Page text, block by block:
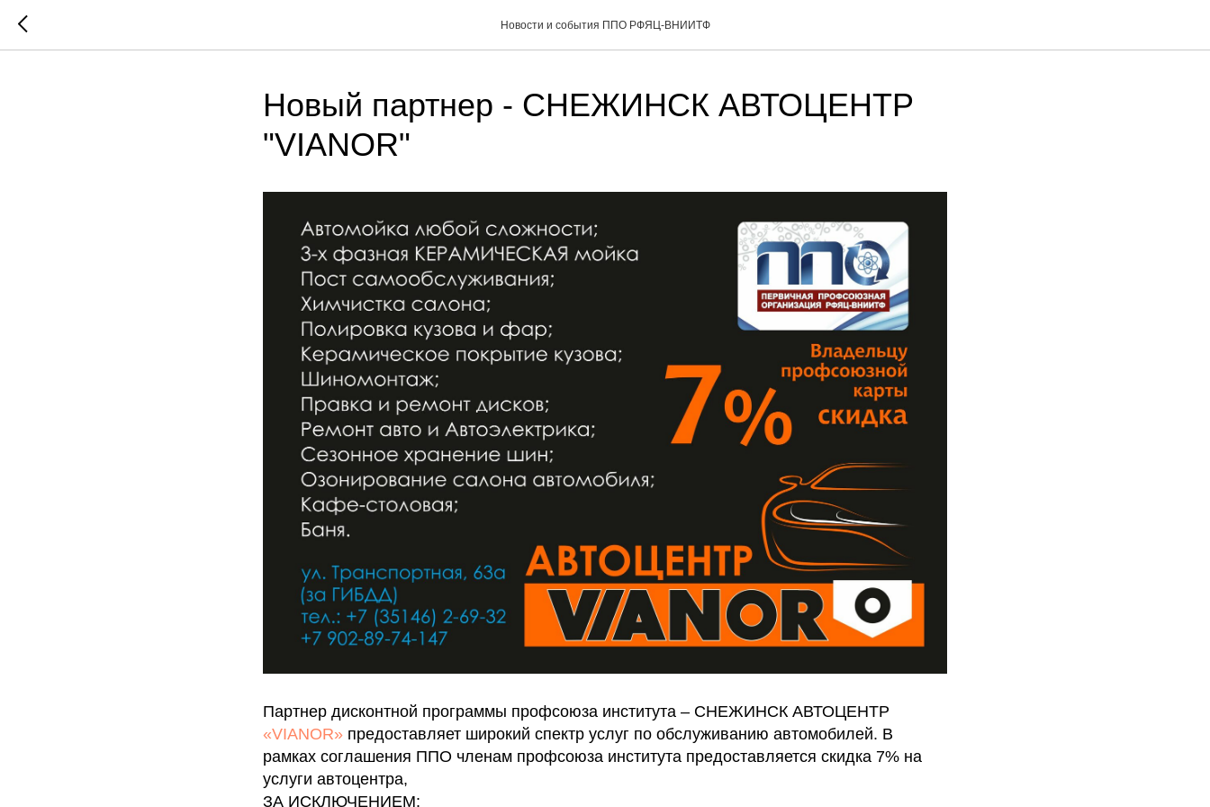
Новости и события ППО РФЯЦ-ВНИИТФ
Новый партнер - СНЕЖИНСК АВТОЦЕНТР
"VIANOR"
Партнер дисконтной программы профсоюза института – СНЕЖИНСК АВТОЦЕНТР
«VIANOR» предоставляет широкий спектр услуг по обслуживанию автомобилей. В
рамках соглашения ППО членам профсоюза института предоставляется скидка 7% на
услуги автоцентра,
ЗА ИСКЛЮЧЕНИЕМ: